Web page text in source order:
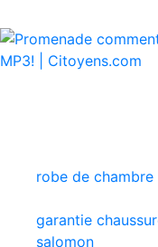
robe de
garantie
salomon